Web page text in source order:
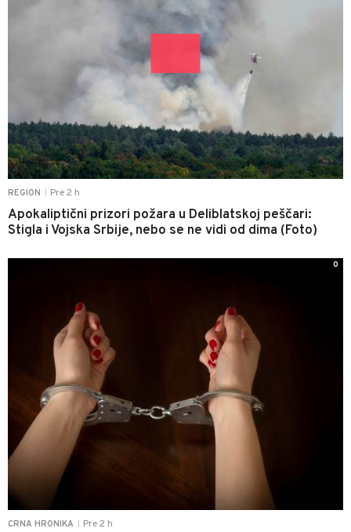
REGION Pre 2 h
Apokaliptični prizori požara u Deliblatskoj peščari:
Stigla i Vojska Srbije, nebo se ne vidi od dima (Foto)
CRNA HRONIKA Pre 2 h
0